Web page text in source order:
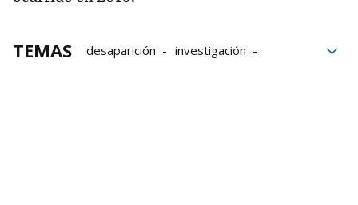
TEMAS desaparición
investigación